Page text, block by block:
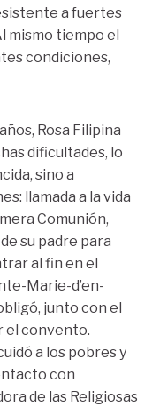
a fuertes
mismo tiempo el
condiciones,
Rosa Filipina
dificultades, lo
sino a
llamada a la vida
Comunión,
su padre para
al fin en el
Marie-d’en-
junto con el
el convento.
a los pobres y
con
de las Religiosas